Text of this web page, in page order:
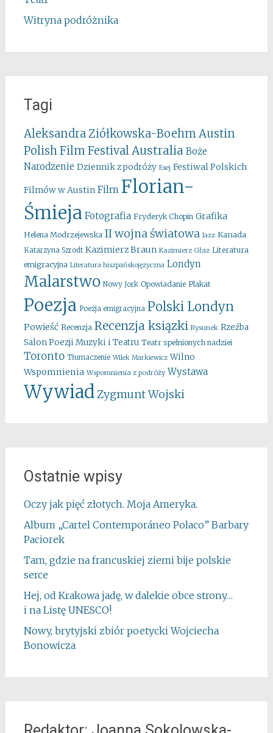
Witryna podróżnika
Tagi
Aleksandra Ziółkowska-Boehm Austin
Polish Film FestivalAustralia Boże
Narodzenie Dziennik z podróży Esej Festiwal Polskich
Filmów w Austin Film Florian-
Śmieja Fotografia Fryderyk Chopin Grafika
Helena Modrzejewska II wojna światowa Jazz Kanada
Katarzyna Szrodt Kazimierz Braun Kazimierz Głaz Literatura
emigracyjna Literatura hiszpańskojęzyczna Londyn
Malarstwo Nowy Jork Opowiadanie Plakat
Poezja Poezja emigracyjna Polski Londyn
Powieść Recenzja Recenzja ksiązki Rysunek Rzeźba
Salon Poezji Muzyki i Teatru Teatr spełnionych nadziei
Toronto Tłumaczenie Wilek Markiewicz Wilno
Wspomnienia Wspomnienia z podróży Wystawa
WywiadZygmunt Wojski
Ostatnie wpisy
Oczy jak pięć złotych. Moja Ameryka.
Album „Cartel Contemporáneo Polaco” Barbary
Paciorek
Tam, gdzie na francuskiej ziemi bije polskie
serce
Hej, od Krakowa jadę, w dalekie obce strony…
i na Listę UNESCO!
Nowy, brytyjski zbiór poetycki Wojciecha
Bonowicza